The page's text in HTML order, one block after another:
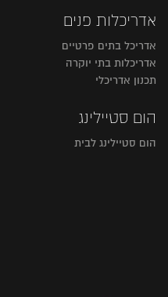
אדריכלות פנים
אדריכל בתים פרטיים
אדריכלות בתי יוקרה
תכנון אדריכלי
הום סטיילינג
הום סטיילינג לבית